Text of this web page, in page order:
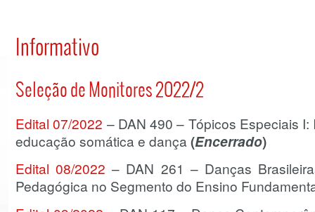
Informativo
Seleção de Monitores 2022/2
Edital 07/2022 – DAN 490 – Tópicos Especiais
educação somática e dança (Encerrado)
Edital 08/2022 – DAN 261 – Danças
Pedagógica no Segmento do Ensino